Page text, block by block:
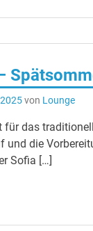
von Lounge
für das
und die
Sofia […]